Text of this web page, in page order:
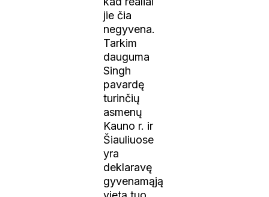
jie čia
negyvena.
Tarkim
dauguma
Singh
pavardę
turinčių
asmenų
Kauno r. ir
Šiauliuose
yra
deklaravę
gyvenamąją